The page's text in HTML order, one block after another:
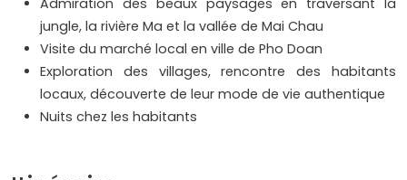
Admiration des beaux paysages en traversant la
jungle, la rivière Ma et la vallée de Mai Chau
Visite du marché local en ville de Pho Doan
Exploration des villages, rencontre des habitants
locaux, découverte de leur mode de vie authentique
Nuits chez les habitants​